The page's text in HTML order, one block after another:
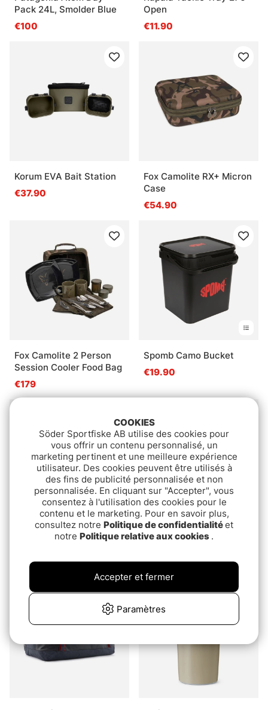
Pack 24L, Smolder Blue
€100
Open
€11.90
Korum EVA Bait Station
€37.90
Fox Camolite RX+ Micron
Case
€54.90
Fox Camolite 2 Person
Session Cooler Food Bag
€179
Spomb Camo Bucket
€19.90
Yeti LoadOut GoBox 15 -
€139
Patagonia Black Hole
€200
COOKIES
Söder Sportfiske AB utilise des cookies pour
vous offrir un contenu personnalisé, un
marketing pertinent et une meilleure expérience
utilisateur. Des cookies peuvent être utilisés à
des fins de publicité personnalisée et non
personnalisée. En cliquant sur "Accepter", vous
consentez à l'utilisation des cookies pour le
contenu et le marketing. Pour en savoir plus,
consultez notre Politique de confidentialitéet
notre Politique relative aux cookies .
Paramètres
Accepter et fermer